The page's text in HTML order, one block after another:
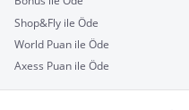
Shop&Fly ile Öde
World Puan ile Öde
Axess Puan ile Öde